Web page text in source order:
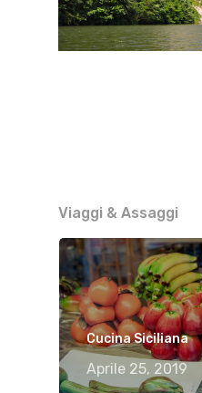
Viaggi & Assaggi
Cucina Siciliana
Aprile 25, 2019